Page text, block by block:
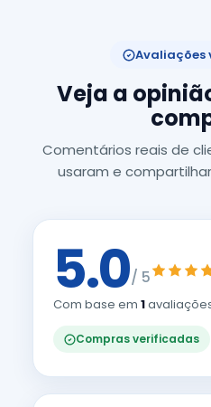
Avaliações
Veja a
Comentários reais de
usaram e
5.0/ 5
Com base em 1
Compras verificadas